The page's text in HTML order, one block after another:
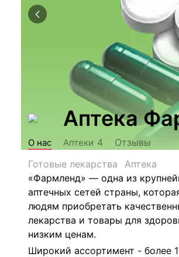
Аптека
О нас Аптеки 4
Отзывы
Готовые лекарства
Аптека
«Фармленд» — одна из
аптечных сетей страны,
людям приобретать
лекарства и товары для
низким ценам.
Широкий ассортимент - более